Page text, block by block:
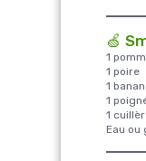
🍏
1
1 poire
1
1
1
Eau ou